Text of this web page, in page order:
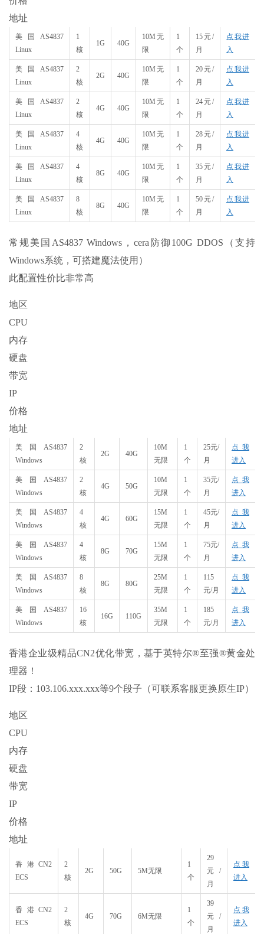
地址
美国AS4837
Linux
1
核
1G 40G
10M无
限
1
个
15元/
月
点我进
入
美国AS4837
Linux
2
核
2G 40G
10M无
限
1
个
20元/
月
点我进
入
美国AS4837
Linux
2
核
4G 40G
10M无
限
1
个
24元/
月
点我进
入
美国AS4837
Linux
4
核
4G 40G
10M无
限
1
个
28元/
月
点我进
入
美国AS4837
Linux
4
核
8G 40G
10M无
限
1
个
35元/
月
点我进
入
美国AS4837
Linux
8
核
8G 40G
10M无
限
1
个
50元/
月
点我进
入
常规美国AS4837 Windows，cera防御100G DDOS（支持
Windows系统，可搭建魔法使用）
此配置性价比非常高
地区
CPU
内存
硬盘
带宽
IP
价格
地址
美国AS4837
Windows
2
核
2G 40G
10M
无限
1
个
25元/
月
点我
进入
美国AS4837
Windows
2
核
4G 50G
10M
无限
1
个
35元/
月
点我
进入
美国AS4837
Windows
4
核
4G 60G
15M
无限
1
个
45元/
月
点我
进入
美国AS4837
Windows
4
核
8G 70G
15M
无限
1
个
75元/
月
点我
进入
美国AS4837
Windows
8
核
8G 80G
25M
无限
1
个
115
元/月
点我
进入
美国AS4837
Windows
16
核
16G 110G
35M
无限
1
个
185
元/月
点我
进入
香港企业级精品CN2优化带宽，基于英特尔®至强®黄金处
理器！
IP段：103.106.xxx.xxx等9个段子（可联系客服更换原生IP）
地区
CPU
内存
硬盘
带宽
IP
价格
地址
香港CN2
ECS
2
核
2G 50G 5M无限
1
个
29
元/
月
点我
进入
香港CN2
ECS
2
核
4G 70G 6M无限
1
个
39
元/
月
点我
进入